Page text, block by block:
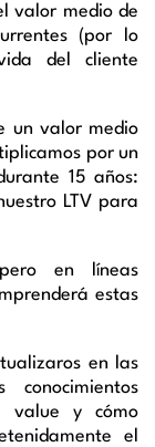
valor medio de
(por lo
del cliente
un valor medio
por un
15 años:
LTV para
en líneas
estas
en las
value y cómo
el